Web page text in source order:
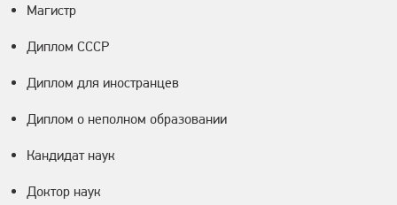
Магистр
Диплом СССР
Диплом для иностранцев
Диплом о неполном образовании
Кандидат наук
Доктор наук